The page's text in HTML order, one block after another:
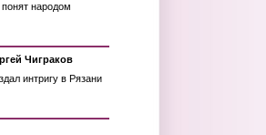
понят народом
Чиграков
интригу в Рязани